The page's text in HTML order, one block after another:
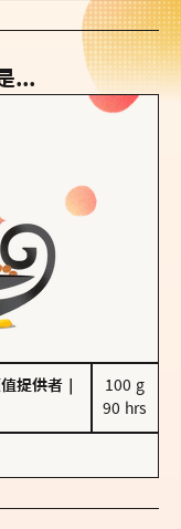
...
提供者
100 g
90 hrs